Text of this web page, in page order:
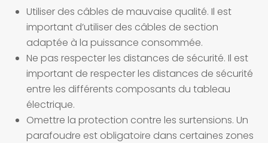
Utiliser des câbles de mauvaise qualité. Il est
important d’utiliser des câbles de section
adaptée à la puissance consommée.
Ne pas respecter les distances de sécurité. Il est
important de respecter les distances de sécurité
entre les différents composants du tableau
électrique.
Omettre la protection contre les surtensions. Un
parafoudre est obligatoire dans certaines zones